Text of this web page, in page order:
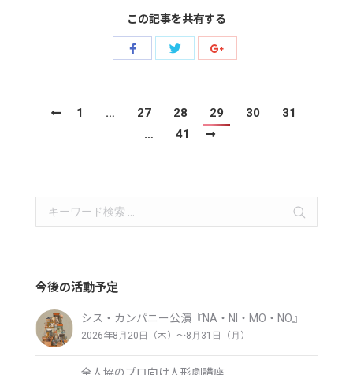
この記事を共有する
Share
Share
1 … 27 28 29 30
31
…
41
Search:
今後の活動予定
シス・カンパニー公演『NA・NI・MO・NO』
2026年8月20日（木）〜8月31日（月）